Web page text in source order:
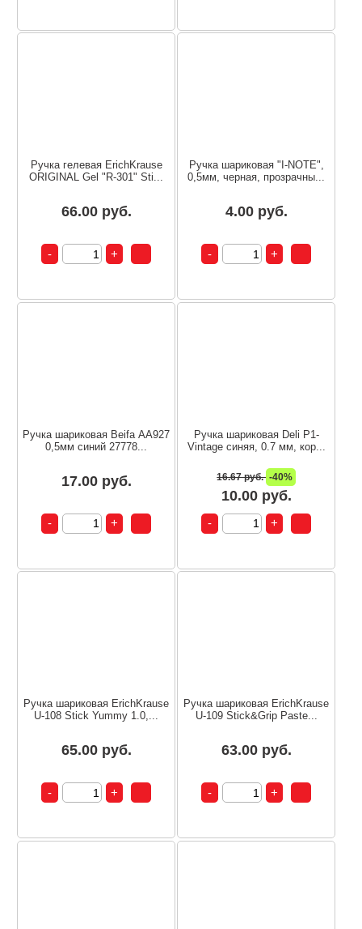
Ручка гелевая ErichKrause
ORIGINAL Gel "R-301" Sti...
66.00 руб.
Ручка шариковая "I-NOTE",
0,5мм, черная, прозрачны...
4.00 руб.
Ручка шариковая Beifa АА927
0,5мм синий 27778...
17.00 руб.
Ручка шариковая Deli P1-
Vintage синяя, 0.7 мм, кор...
16.67 руб. -40%
10.00 руб.
Ручка шариковая ErichKrause
U-108 Stick Yummy 1.0,...
65.00 руб.
Ручка шариковая ErichKrause
U-109 Stick&Grip Paste...
63.00 руб.